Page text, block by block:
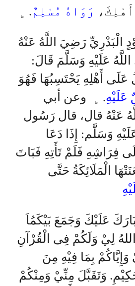
رَوَاهُ مُسْلِمٌ. ﯁
الْبَدْرِيِّ رَضِيَ اللَّهُ عَنْهُ
عَلَيْهِ وَسَلَّمَ قَالَ:
عَلَى أَهْلِهِ يَحْتَسِبُهَا فَهُوَ
عَلَيْهِ. ﯁ وعن أبي
عَنْهُ قال، قال رَسُول
وَسَلَّم: إِذَا دَعَا
فِرَاشِهِ فَلَمْ تَأَتِهِ فَبَاتَ
الْمَلَائِكَةُ حَتَّى
عَلَيْكَ وَجَمَعَ بَيْكَمُاَ
لِيْ وَلَكُمْ فِى الْقُرْآنِ
وَإِيَّاكُمْ بِمَا فِيْهِ مِنَ
وَتَقَبَّلَ مِنِّيْ وَمِنْكُمْ